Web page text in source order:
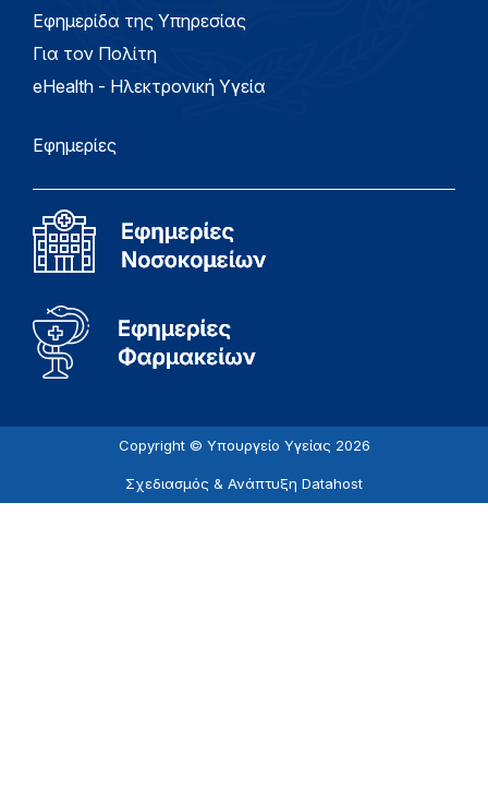
Εφημερίδα της Υπηρεσίας
Για τον Πολίτη
eHealth - Ηλεκτρονική Υγεία
Εφημερίες
Copyright © Υπουργείο Υγείας 2026
Σχεδιασμός & Ανάπτυξη Datahost